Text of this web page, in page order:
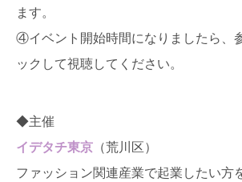
ます。
④イベント開始時間になりましたら、
ックして視聴してください。
◆主催
イデタチ東京 （荒川区）
ファッション関連産業で起業したい方